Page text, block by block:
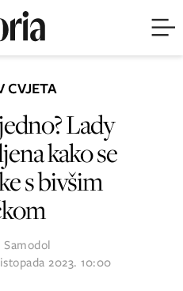
CVJETA
Lady
kako se
s bivšim
Samodol
2023. 10:00